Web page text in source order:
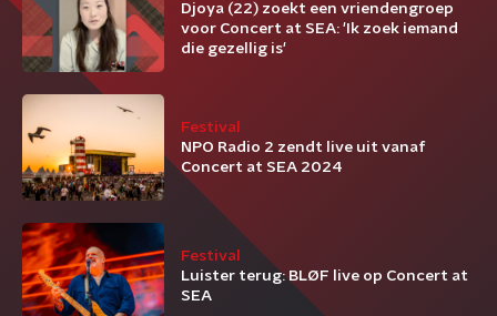
Djoya (22) zoekt een vriendengroep
voor Concert at SEA: 'Ik zoek iemand
die gezellig is'
Festival
NPO Radio 2 zendt live uit vanaf
Concert at SEA 2024
Festival
Luister terug: BLØF live op Concert at
SEA